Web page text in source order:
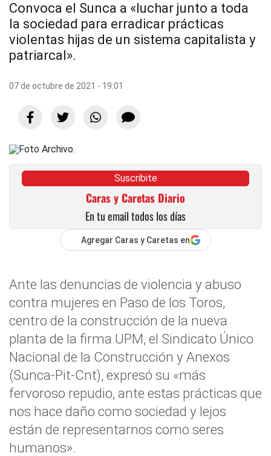
Convoca el Sunca a «luchar junto a toda
la sociedad para erradicar prácticas
violentas hijas de un sistema capitalista y
patriarcal».
07 de octubre de 2021 - 19:01
Suscribite
Caras y Caretas Diario
En tu email todos los días
Agregar Caras y Caretas en
Ante las denuncias de violencia y abuso
contra mujeres en Paso de los Toros,
centro de la construcción de la nueva
planta de la firma UPM, el Sindicato Único
Nacional de la Construcción y Anexos
(Sunca-Pit-Cnt), expresó su «más
fervoroso repudio, ante estas prácticas que
nos hace daño como sociedad y lejos
están de representarnos como seres
humanos».